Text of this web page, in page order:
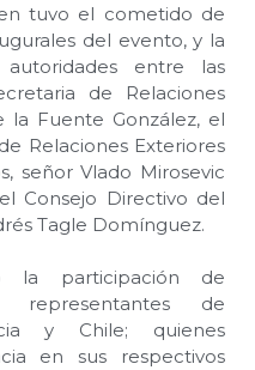
tuvo el cometido de
del evento, y la
entre las
de Relaciones
la Fuente González, el
Relaciones Exteriores
señor Vlado Mirosevic
Consejo Directivo del
Tagle Domínguez.
la participación de
representantes de
y Chile; quienes
en sus respectivos